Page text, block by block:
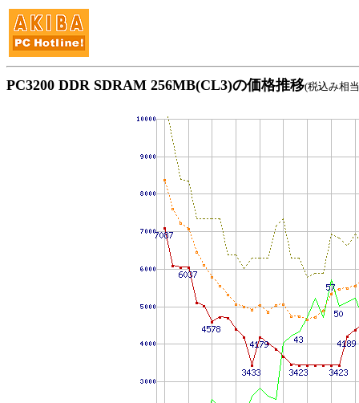
PC3200 DDR SDRAM 256MB(CL3)の価格推移(税込み相